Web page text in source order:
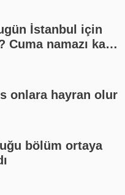
İstanbul için
Cuma namazı kaç
onlara hayran olur
bölüm ortaya